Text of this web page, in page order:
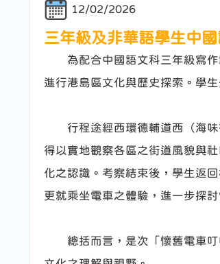
12/02/2026
三年級及非華語學生中
為配合中國語文科三年級寫作
進行港島區文化與歷史探索。學
行程途經西環德輔道西（海味
得以實地觀察各區之街道風貌與
化之認識。考察結束後，學生返
更就乘坐電車之體驗，進一步探
總括而言，是次「懷舊電車叮